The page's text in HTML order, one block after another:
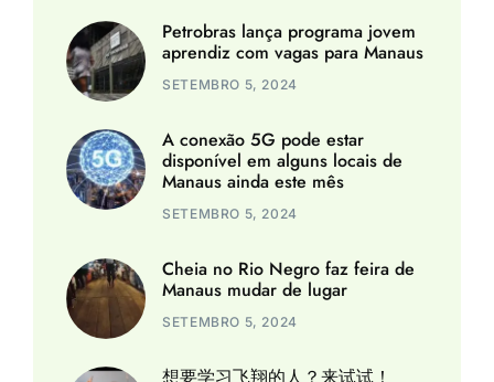
Petrobras lança programa jovem
aprendiz com vagas para Manaus
SETEMBRO 5, 2024
A conexão 5G pode estar
disponível em alguns locais de
Manaus ainda este mês
SETEMBRO 5, 2024
Cheia no Rio Negro faz feira de
Manaus mudar de lugar
SETEMBRO 5, 2024